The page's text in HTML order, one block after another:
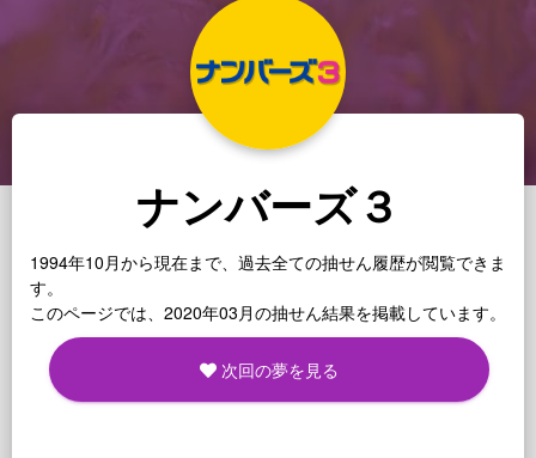
ナンバーズ３
1994年10月から現在まで、過去全ての抽せん履歴が閲覧できま
す。
このページでは、2020年03月の抽せん結果を掲載しています。
次回の夢を見る